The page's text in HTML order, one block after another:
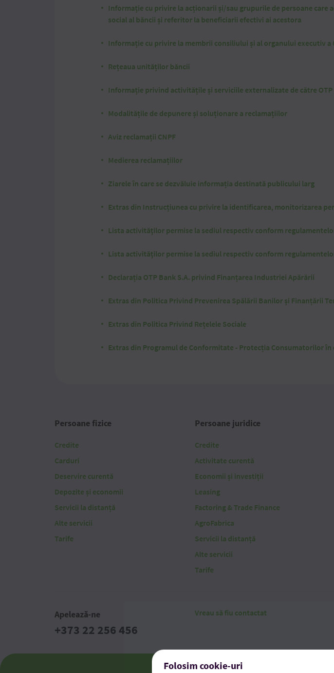
Informație cu privire la acționarii și/sau grupurile de persoane
social al băncii și referitor la beneficiarii efectivi ai acestora
Informație cu privire la membrii consiliului și al organului executiv a
Rețeaua unităților băncii
Informație privind activitățile și serviciile externalizate de către OTP
Modalitățile de depunere și soluționare a reclamațiilor
Aviz reclamații CNPF
Medierea reclamațiilor
Ziarele în care se dezvăluie informația destinată publicului larg
Extras din Instrucțiunea cu privire la identificarea, monitorizarea
Lista activităţilor permise la sediul respectiv conform
Lista activităţilor permise la sediul respectiv conform
Declarația OTP Bank S.A. privind Finanțarea Industriei Apărării
Extras din Politica Privind Prevenirea Spălării Banilor și Finanțării
Extras din Politica Privind Rețelele Sociale
Extras din Programul de Conformitate - Protecția Consumatorilor în
Persoane fizice
Credite
Carduri
Deservire curentă
Depozite și economii
Servicii la distanță
Alte servicii
Tarife
Persoane juridice
Credite
Activitate curentă
Economii și investiții
Leasing
Factoring & Trade Finance
AgroFabrica
Servicii la distanță
Alte servicii
Tarife
Apelează-ne
+373 22 256 456
Vreau să fiu contactat
Folosim cookie-uri